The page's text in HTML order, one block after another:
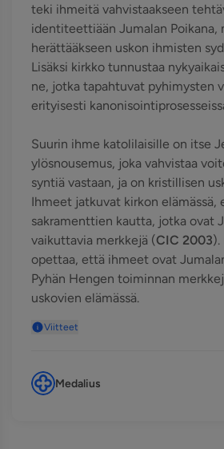
teki ihmeitä vahvistaakseen
identiteettiään Jumalan Poikana,
herättääkseen uskon ihmisten
Lisäksi kirkko tunnustaa
ne, jotka tapahtuvat pyhimysten
erityisesti
Suurin ihme katolilaisille on itse
ylösnousemus, joka vahvistaa
syntiä vastaan, ja on kristillisen
Ihmeet jatkuvat kirkon elämässä,
sakramenttien kautta, jotka ovat
vaikuttavia merkkejä (CIC 2003).
opettaa, että ihmeet ovat
Pyhän Hengen toiminnan
uskovien elämässä.
Viitteet
Medalius